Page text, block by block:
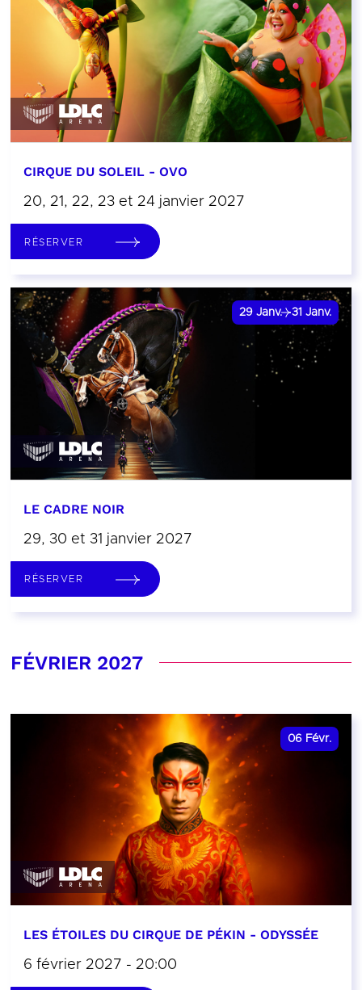
CIRQUE DU SOLEIL - OVO
20, 21, 22, 23 et 24 janvier 2027
RÉSERVER
29 Janv. 31 Janv.
LE CADRE NOIR
29, 30 et 31 janvier 2027
RÉSERVER
FÉVRIER 2027
06 Févr.
LES ÉTOILES DU CIRQUE DE PÉKIN - ODYSSÉE
6 février 2027 - 20:00